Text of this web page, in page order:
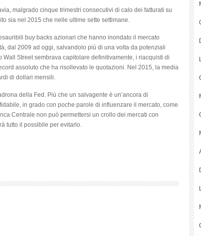
malgrado cinque trimestri consecutivi di calo dei fatturati su
sia nel 2015 che nelle ultime sette settimane.
buy backs azionari che hanno inondato il mercato
dal 2009 ad oggi, salvandolo più di una volta da potenziali
Street sembrava capitolare definitivamente, i riacquisti di
assoluto che ha risollevato le quotazioni. Nel 2015, la media
di dollari mensili.
della Fed. Più che un salvagente è un’ancora di
in grado con poche parole di influenzare il mercato, come
Centrale non può permettersi un crollo dei mercati con
tutto il possibile per evitarlo.